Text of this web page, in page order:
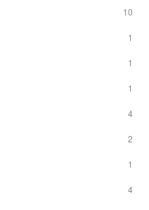
10
1
1
1
4
2
1
4